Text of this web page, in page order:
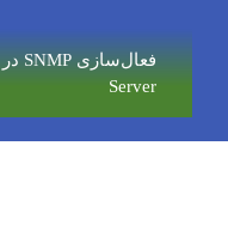
Server